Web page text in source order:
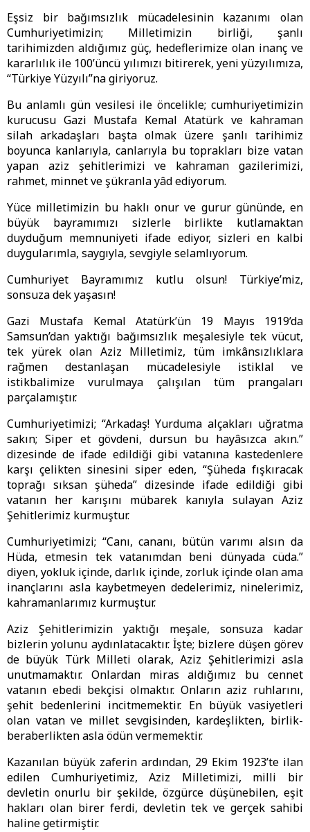
Eşsiz bir bağımsızlık mücadelesinin kazanımı olan
Cumhuriyetimizin; Milletimizin birliği, şanlı
tarihimizden aldığımız güç, hedeflerimize olan inanç ve
kararlılık ile 100’üncü yılımızı bitirerek, yeni yüzyılımıza,
“Türkiye Yüzyılı”na giriyoruz.
Bu anlamlı gün vesilesi ile öncelikle; cumhuriyetimizin
kurucusu Gazi Mustafa Kemal Atatürk ve kahraman
silah arkadaşları başta olmak üzere şanlı tarihimiz
boyunca kanlarıyla, canlarıyla bu toprakları bize vatan
yapan aziz şehitlerimizi ve kahraman gazilerimizi,
rahmet, minnet ve şükranla yâd ediyorum.
Yüce milletimizin bu haklı onur ve gurur gününde, en
büyük bayramımızı sizlerle birlikte kutlamaktan
duyduğum memnuniyeti ifade ediyor, sizleri en kalbi
duygularımla, saygıyla, sevgiyle selamlıyorum.
Cumhuriyet Bayramımız kutlu olsun! Türkiye’miz,
sonsuza dek yaşasın!
Gazi Mustafa Kemal Atatürk’ün 19 Mayıs 1919’da
Samsun’dan yaktığı bağımsızlık meşalesiyle tek vücut,
tek yürek olan Aziz Milletimiz, tüm imkânsızlıklara
rağmen destanlaşan mücadelesiyle istiklal ve
istikbalimize vurulmaya çalışılan tüm prangaları
parçalamıştır.
Cumhuriyetimizi; “Arkadaş! Yurduma alçakları uğratma
sakın; Siper et gövdeni, dursun bu hayâsızca akın.”
dizesinde de ifade edildiği gibi vatanına kastedenlere
karşı çelikten sinesini siper eden, “Şüheda fışkıracak
toprağı sıksan şüheda” dizesinde ifade edildiği gibi
vatanın her karışını mübarek kanıyla sulayan Aziz
Şehitlerimiz kurmuştur.
Cumhuriyetimizi; “Canı, cananı, bütün varımı alsın da
Hüda, etmesin tek vatanımdan beni dünyada cüda.”
diyen, yokluk içinde, darlık içinde, zorluk içinde olan ama
inançlarını asla kaybetmeyen dedelerimiz, ninelerimiz,
kahramanlarımız kurmuştur.
Aziz Şehitlerimizin yaktığı meşale, sonsuza kadar
bizlerin yolunu aydınlatacaktır. İşte; bizlere düşen görev
de büyük Türk Milleti olarak, Aziz Şehitlerimizi asla
unutmamaktır. Onlardan miras aldığımız bu cennet
vatanın ebedi bekçisi olmaktır. Onların aziz ruhlarını,
şehit bedenlerini incitmemektir. En büyük vasiyetleri
olan vatan ve millet sevgisinden, kardeşlikten, birlik-
beraberlikten asla ödün vermemektir.
Kazanılan büyük zaferin ardından, 29 Ekim 1923’te ilan
edilen Cumhuriyetimiz, Aziz Milletimizi, milli bir
devletin onurlu bir şekilde, özgürce düşünebilen, eşit
hakları olan birer ferdi, devletin tek ve gerçek sahibi
haline getirmiştir.